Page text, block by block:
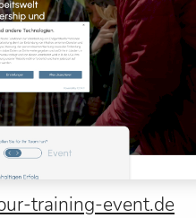
training-event.de